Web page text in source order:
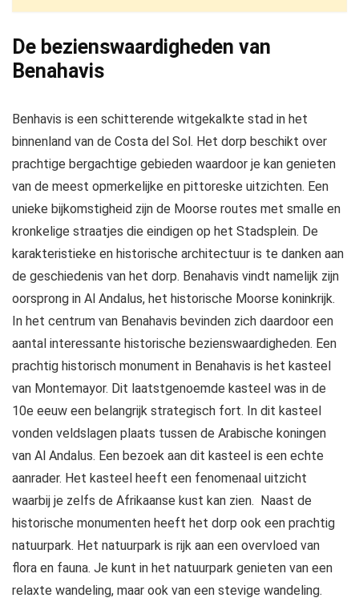
De bezienswaardigheden van
Benahavis
Benhavis is een schitterende witgekalkte stad in het
binnenland van de Costa del Sol. Het dorp beschikt over
prachtige bergachtige gebieden waardoor je kan genieten
van de meest opmerkelijke en pittoreske uitzichten. Een
unieke bijkomstigheid zijn de Moorse routes met smalle en
kronkelige straatjes die eindigen op het Stadsplein. De
karakteristieke en historische architectuur is te danken aan
de geschiedenis van het dorp. Benahavis vindt namelijk zijn
oorsprong in Al Andalus, het historische Moorse koninkrijk.
In het centrum van Benahavis bevinden zich daardoor een
aantal interessante historische bezienswaardigheden. Een
prachtig historisch monument in Benahavis is het kasteel
van Montemayor. Dit laatstgenoemde kasteel was in de
10e eeuw een belangrijk strategisch fort. In dit kasteel
vonden veldslagen plaats tussen de Arabische koningen
van Al Andalus. Een bezoek aan dit kasteel is een echte
aanrader. Het kasteel heeft een fenomenaal uitzicht
waarbij je zelfs de Afrikaanse kust kan zien. Naast de
historische monumenten heeft het dorp ook een prachtig
natuurpark. Het natuurpark is rijk aan een overvloed van
flora en fauna. Je kunt in het natuurpark genieten van een
relaxte wandeling, maar ook van een stevige wandeling.